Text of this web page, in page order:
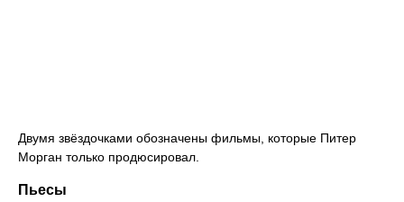
Двумя звёздочками обозначены фильмы, которые Питер
Морган только продюсировал.
Пьесы